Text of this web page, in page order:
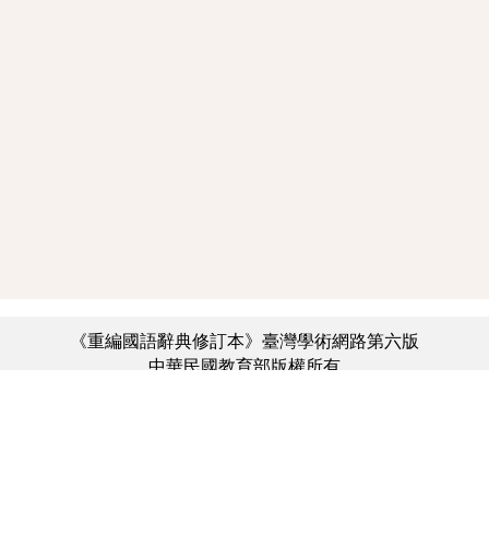
《重編國語辭典修訂本》臺灣學術網路第六版
中華民國教育部版權所有